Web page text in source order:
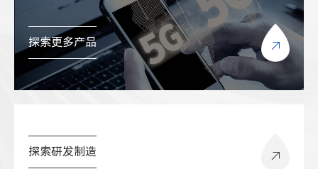
探索更多产品
探索研发制造